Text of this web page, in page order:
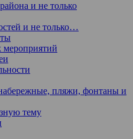
и не только
и не только…
пляжи, фонтаны и
тему